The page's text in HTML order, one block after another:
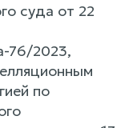
суда от 22
76/2023,
по